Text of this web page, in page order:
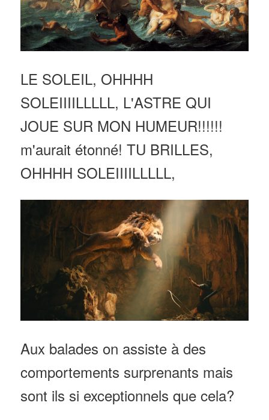
LE SOLEIL, OHHHH
SOLEIIIILLLLL, L'ASTRE QUI
JOUE SUR MON HUMEUR!!!!!!
m'aurait étonné! TU BRILLES,
OHHHH SOLEIIIILLLLL,
Aux balades on assiste à des
comportements surprenants mais
sont ils si exceptionnels que cela?